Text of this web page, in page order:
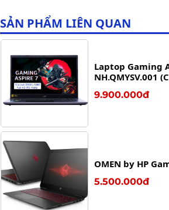
SẢN PHẨM LIÊN QUAN
Laptop Gaming
NH.QMYSV.001
Vỏ Nhôm)
9.900.000đ
OMEN by HP
5.500.000đ